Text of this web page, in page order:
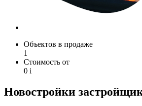
Объектов в продаже
1
Стоимость от
0 i
Новостройки